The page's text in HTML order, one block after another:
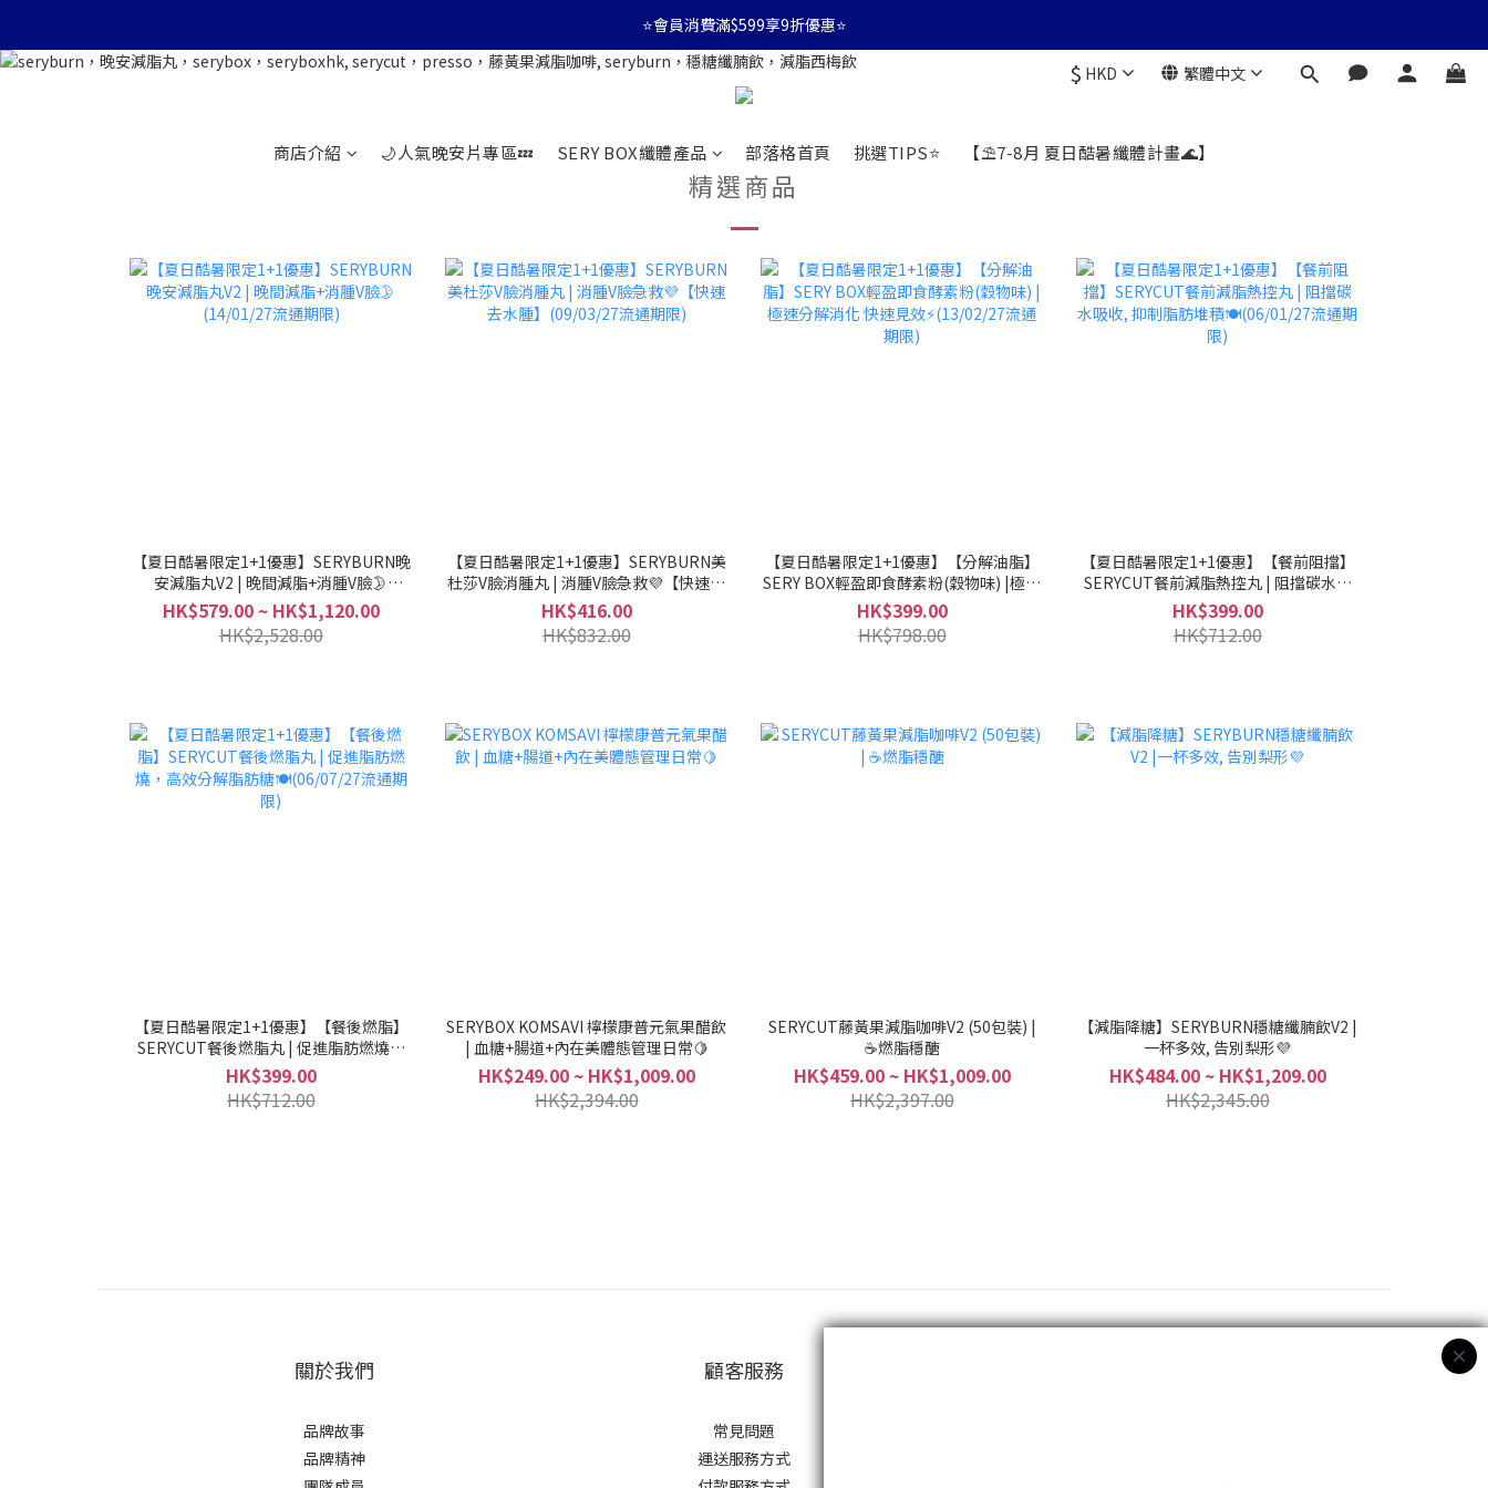
⭐會員消費滿$599享9折優惠⭐
⭐會員消費滿$599享9折優惠⭐
🚛消費滿$599 全店享免運🚛 $ HKD 繁體中文
商店介紹 🌙人氣晚安片專區💤 SERY BOX纖體產品 部落格首頁 挑選TIPS⭐ 【⛱️7-8月 夏日酷暑纖體計畫🌊】
精選商品
【夏日酷暑限定1+1優惠】SERYBURN晚
安減脂丸V2 | 晚間減脂+消腫V臉🌛
(14/01/27流通期限)
HK$579.00 ~ HK$1,120.00
HK$2,528.00
【夏日酷暑限定1+1優惠】SERYBURN美
杜莎V臉消腫丸 | 消腫V臉急救💜【快速去
水腫】(09/03/27流通期限)
HK$416.00
HK$832.00
【夏日酷暑限定1+1優惠】【分解油脂】
SERY BOX輕盈即食酵素粉(穀物味) |極速
分解消化 快速見效⚡(13/02/27流通期限)
HK$399.00
HK$798.00
【夏日酷暑限定1+1優惠】【餐前阻擋】
SERYCUT餐前減脂熱控丸 | 阻擋碳水吸
收, 抑制脂肪堆積🍽️(06/01/27流通期限)
HK$399.00
HK$712.00
【夏日酷暑限定1+1優惠】【餐後燃脂】
SERYCUT餐後燃脂丸 | 促進脂肪燃燒，
高效分解脂肪糖🍽️(06/07/27流通期限)
HK$399.00
HK$712.00
SERYBOX KOMSAVI 檸檬康普元氣果醋飲
| 血糖+腸道+內在美體態管理日常🍋
HK$249.00 ~ HK$1,009.00
HK$2,394.00
SERYCUT藤黃果減脂咖啡V2 (50包裝) |
☕️燃脂穩醣
HK$459.00 ~ HK$1,009.00
HK$2,397.00
【減脂降糖】SERYBURN穩糖纖腩飲V2 |
一杯多效, 告別梨形💜
HK$484.00 ~ HK$1,209.00
HK$2,345.00
關於我們
品牌故事
品牌精神
顧客服務
常見問題
運送服務方式